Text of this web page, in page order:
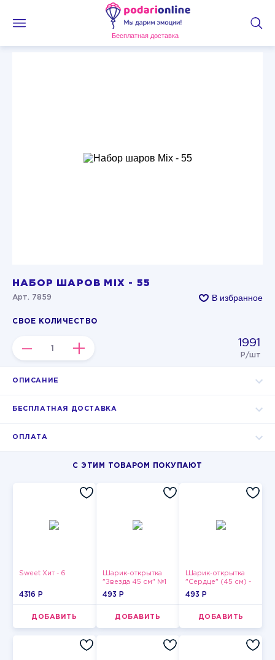
Бесплатная доставка
НАБОР ШАРОВ MIX - 55
Арт. 7859 В избранное
СВОЕ КОЛИЧЕСТВО
– + 1991
Р/шт
ОПИСАНИЕ
БЕСПЛАТНАЯ ДОСТАВКА
ОПЛАТА
С ЭТИМ ТОВАРОМ ПОКУПАЮТ
Sweet Хит - 6
4316 P
ДОБАВИТЬ
Шарик-открытка
"Звезда 45 см" №1
493 P
ДОБАВИТЬ
Шарик-открытка
"Сердце" (45 см) -
2
493 P
ДОБАВИТЬ